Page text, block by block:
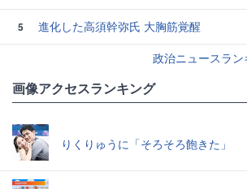
5
進化した高須幹弥氏 大胸筋覚醒
政治ニュースラ
画像アクセスランキング
りくりゅうに「そろそろ飽きた」